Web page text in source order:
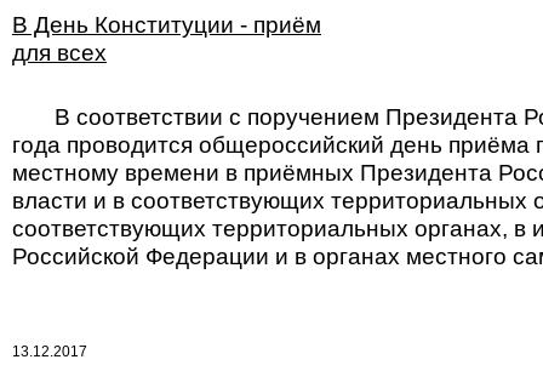
В День Конституции - приём
для всех
В соответствии с поручением Президента
года проводится общероссийский день
местному времени в приёмных Президента
власти и в соответствующих
соответствующих территориальных органах, в
Российской Федерации и в органах местного
13.12.2017